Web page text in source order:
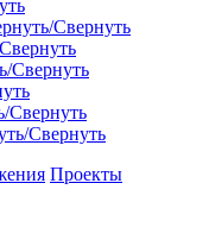
Свернуть
Свернуть
Свернуть
Свернуть
Проекты